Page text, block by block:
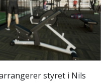
styret i Nils